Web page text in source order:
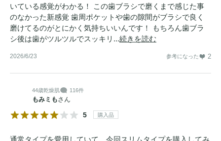
いている感覚がわかる！ この歯ブラシで磨くまで感じた事
のなかった新感覚 歯周ポケットや歯の隙間がブラシで良く
磨けてるのがとにかく気持ちいいんです！ もちろん歯ブラ
シ後は歯がツルツルでスッキリ...続きを読む
2026/6/23 参考になった 2
44歳乾燥肌 116件
もみミもさん
5 購入品
通常タイプを愛用していて、今回スリムタイプを購入してみ